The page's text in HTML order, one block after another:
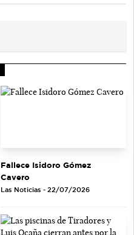
Fallece Isidoro Gómez
Cavero
Las Noticias - 22/07/2026